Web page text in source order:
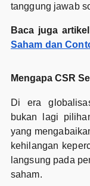
tanggung jawab
Baca juga
Saham dan
Mengapa CSR
Di era
bukan lagi
yang
kehilangan
langsung pada
saham.